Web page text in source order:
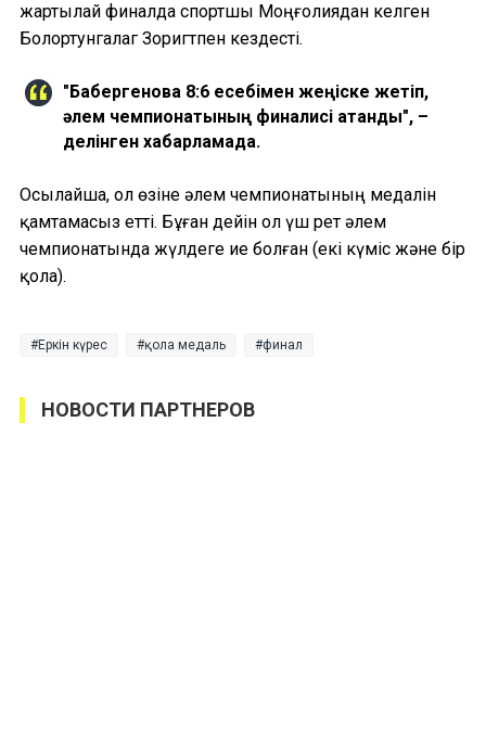
жартылай финалда спортшы Моңғолиядан келген
Болортунгалаг Зоригтпен кездесті.
"Бақбергенова 8:6 есебімен жеңіске жетіп,
әлем чемпионатының финалисі атанды", –
делінген хабарламада.
Осылайша, ол өзіне әлем чемпионатының медалін
қамтамасыз етті. Бұған дейін ол үш рет әлем
чемпионатында жүлдеге ие болған (екі күміс және бір
қола).
Еркін күрес қола медаль финал
НОВОСТИ ПАРТНЕРОВ